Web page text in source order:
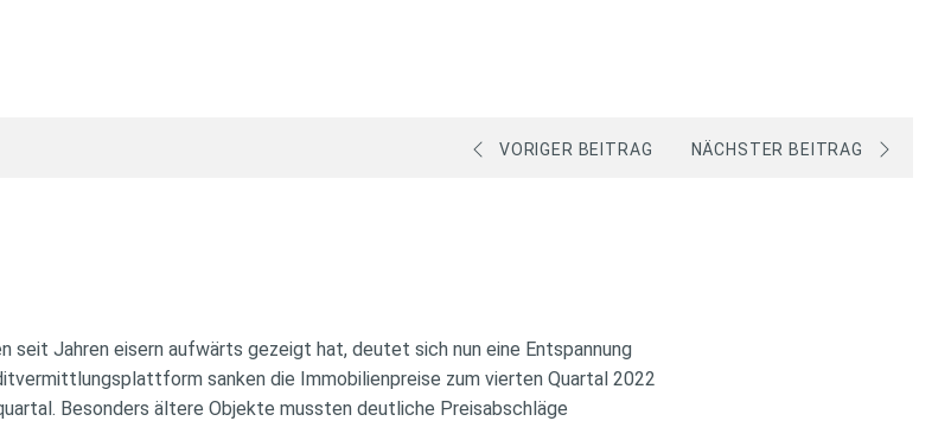
VORIGER BEITRAG NÄCHSTER BEITRAG
seit Jahren eisern aufwärts gezeigt hat, deutet sich nun eine Entspannung
sanken die Immobilienpreise zum vierten Quartal 2022
Besonders ältere Objekte mussten deutliche Preisabschläge